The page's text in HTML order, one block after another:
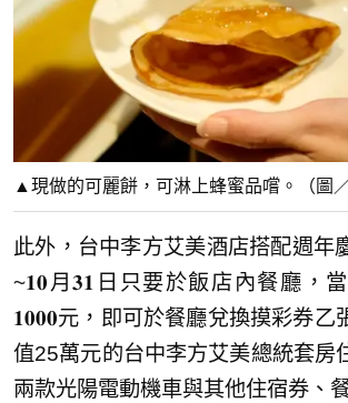
▲現做的可麗餅，可淋上蜂蜜品嚐。（圖
此外，台中李方艾美酒店搭配週年
~𝟏𝟎月𝟑𝟏日只要於飯店內餐廳，
𝟏𝟎𝟎𝟎元，即可於餐廳兌換摸彩券乙
值25萬元的台中李方艾美總統套房
兩款光陽電動機車與其他住宿券、